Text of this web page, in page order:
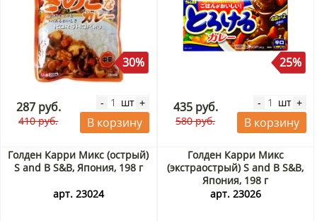
30%
287 руб.
410 руб.
- шт +
В корзину
25%
435 руб.
580 руб.
- шт +
В корзину
Голден Карри Микс (острый)
S and B S&B, Япония, 198 г
арт. 23024
Голден Карри Микс
(экстраострый) S and B S&B,
Япония, 198 г
арт. 23026